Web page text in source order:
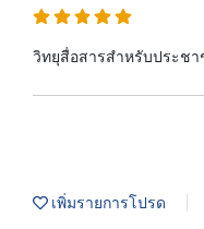
วิทยุสื่อสารสำหรับประช
เพิ่มรายการโปรด